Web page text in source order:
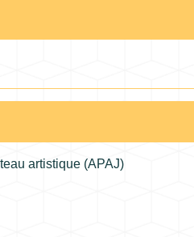
artistique (APAJ)